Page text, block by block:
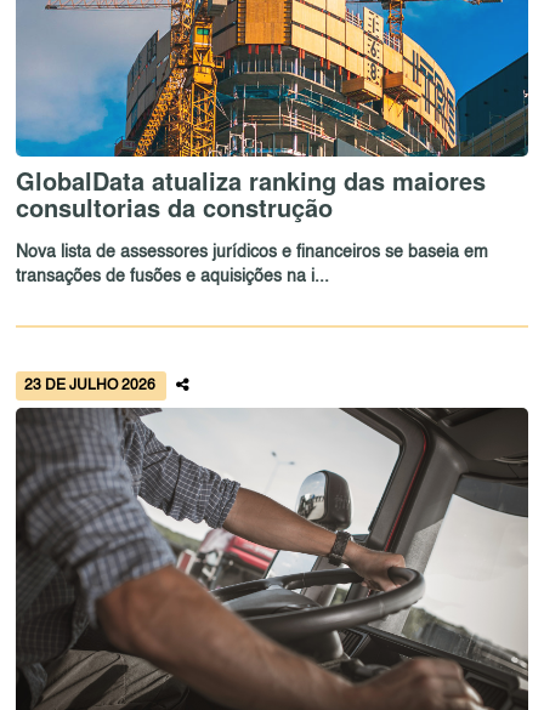
GlobalData atualiza ranking das maiores
consultorias da construção
Nova lista de assessores jurídicos e financeiros se baseia em
transações de fusões e aquisições na i...
23 DE JULHO 2026